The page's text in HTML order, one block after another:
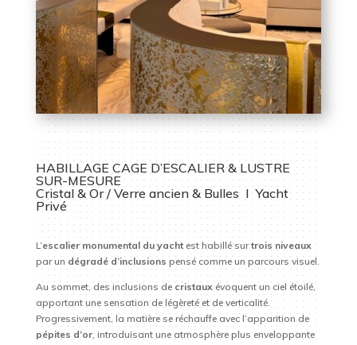
HABILLAGE CAGE D’ESCALIER & LUSTRE
SUR-MESURE
Cristal & Or / Verre ancien & Bulles I Yacht
Privé
L’escalier monumental du yachtest habillé surtrois niveaux
par undégradé d’inclusions pensé comme un parcours visuel.
Au sommet, des inclusions de cristauxévoquent un ciel étoilé,
apportant une sensation de légèreté et de verticalité.
Progressivement, la matière se réchauffe avec l’apparition de
pépites d’or, introduisant une atmosphère plus enveloppante